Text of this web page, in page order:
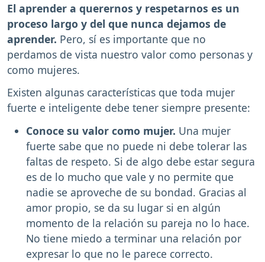
El aprender a querernos y respetarnos es un
proceso largo y del que nunca dejamos de
aprender. Pero, sí es importante que no
perdamos de vista nuestro valor como personas y
como mujeres.
Existen algunas características que toda mujer
fuerte e inteligente debe tener siempre presente:
Conoce su valor como mujer. Una mujer
fuerte sabe que no puede ni debe tolerar las
faltas de respeto. Si de algo debe estar segura
es de lo mucho que vale y no permite que
nadie se aproveche de su bondad. Gracias al
amor propio, se da su lugar si en algún
momento de la relación su pareja no lo hace.
No tiene miedo a terminar una relación por
expresar lo que no le parece correcto.